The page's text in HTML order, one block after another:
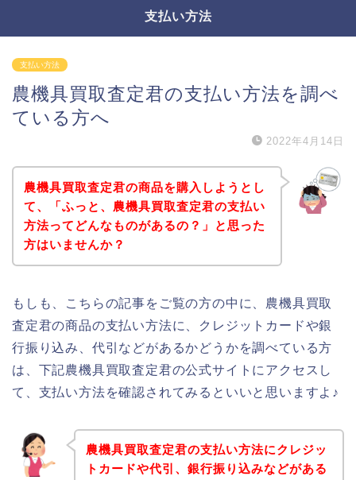
支払い方法
支払い方法
農機具買取査定君の支払い方法を調べ
ている方へ
2022年4月14日
農機具買取査定君の商品を購入しようとし
て、「ふっと、農機具買取査定君の支払い
方法ってどんなものがあるの？」と思った
方はいませんか？
もしも、こちらの記事をご覧の方の中に、農機具買取
査定君の商品の支払い方法に、クレジットカードや銀
行振り込み、代引などがあるかどうかを調べている方
は、下記農機具買取査定君の公式サイトにアクセスし
て、支払い方法を確認されてみるといいと思いますよ♪
農機具買取査定君の支払い方法にクレジッ
トカードや代引、銀行振り込みなどがある